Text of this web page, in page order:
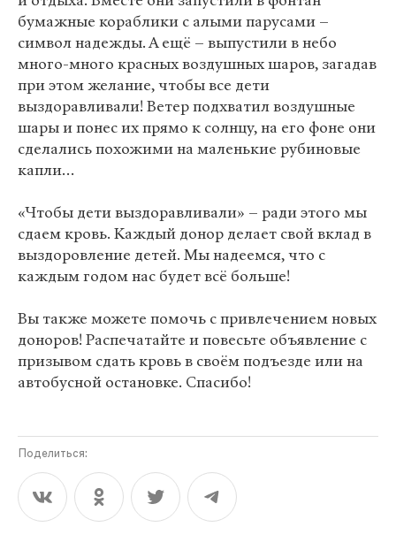
бумажные кораблики с алыми парусами –
символ надежды. А ещё – выпустили в небо
много-много красных воздушных шаров, загадав
при этом желание, чтобы все дети
выздоравливали! Ветер подхватил воздушные
шары и понес их прямо к солнцу, на его фоне они
сделались похожими на маленькие рубиновые
капли…
«Чтобы дети выздоравливали» – ради этого мы
сдаем кровь. Каждый донор делает свой вклад в
выздоровление детей. Мы надеемся, что с
каждым годом нас будет всё больше!
Вы также можете помочь с привлечением новых
доноров! Распечатайте и повесьте объявление с
призывом сдать кровь в своём подъезде или на
автобусной остановке. Спасибо!
Поделиться: